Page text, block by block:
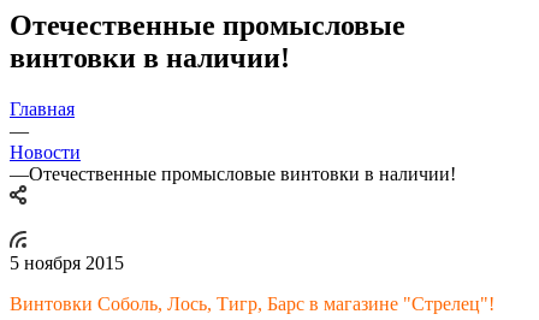
Отечественные промысловые
винтовки в наличии!
Главная
—
Новости
—Отечественные промысловые винтовки в наличии!
5 ноября 2015
Винтовки Соболь, Лось, Тигр, Барс в магазине "Стрелец"!